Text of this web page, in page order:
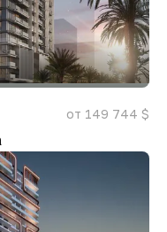
от 149 744 $